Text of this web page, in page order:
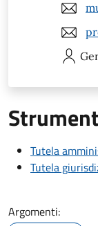
Tutela
Tutela
Argomenti: